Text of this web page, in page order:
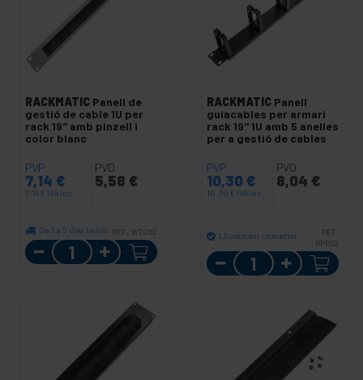
RACKMATIC Panell de
gestió de cable 1U per
rack 19" amb pinzell i
color blanc
PVP
7,14 €
7,14 € IVA inc.
PVD
5,58 €
De 3 a 5 dies hàbils REF: WT052
Quantitat
RACKMATIC Panell
guiacables per armari
rack 19" 1U amb 5 anelles
per a gestió de cables
PVP
10,30 €
10,30 € IVA inc.
PVD
8,04 €
Lliurament immediat
REF:
RP092
Quantitat